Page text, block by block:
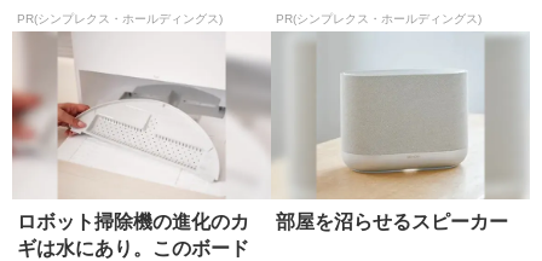
PR(シンプレクス・ホールディングス) PR(シンプレクス・ホールディングス)
ロボット掃除機の進化のカ
ギは水にあり。このボード
部屋を沼らせるスピーカー